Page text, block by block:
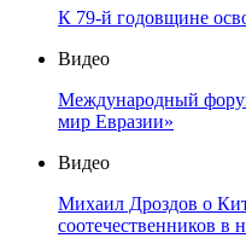
К 79-й годовщине
Видео
Международный
мир Евразии»
Видео
Михаил Дроздов о
соотечественников в